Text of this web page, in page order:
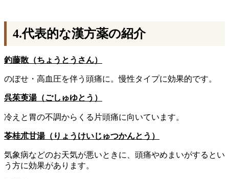
4.代表的な漢方薬の紹介
釣藤散（ちょうとうさん）
のぼせ・高血圧を伴う頭痛に。慢性タイプに効果的です。
呉茱萸湯（ごしゅゆとう）
冷えと胃の不調からくる片頭痛に向いています。
苓桂朮甘湯（りょうけいじゅつかんとう）
気象病などのお天気が悪いときに、頭痛やめまいがするとい
う方に効果があります。